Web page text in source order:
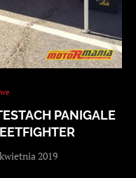
PANIGALE
2019